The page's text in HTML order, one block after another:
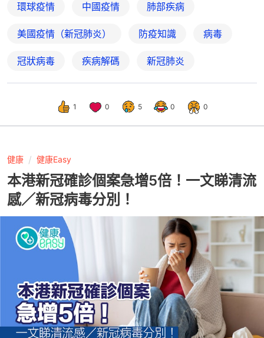
環球疫情 中國疫情 肺部疾病
美國疫情（新冠肺炎） 防疫知識 病毒
冠狀病毒 疾病解碼 新冠肺炎
1 0 5 0 0
健康 健康Easy
本港新冠確診個案急增5倍！一文睇清流
感／新冠病毒分別！